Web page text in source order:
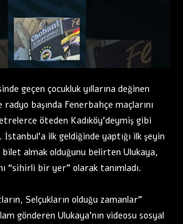
geçen çocukluk yıllarına değinen
başında Fenerbahçe maçlarını
öteden Kadıköy’deymiş gibi
ilk geldiğinde yaptığı ilk şeyin
bilet almak olduğunu belirten Ulukaya,
“sihirli bir yer” olarak tanımladı.
Selçukların olduğu zamanlar”
gönderen Ulukaya’nın videosu sosyal